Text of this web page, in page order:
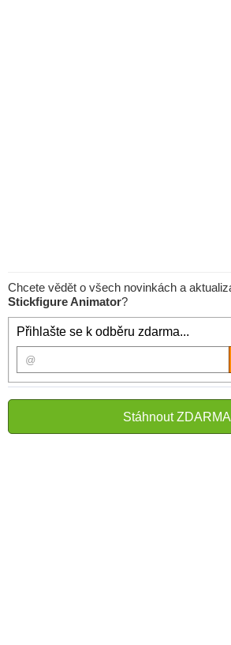
Chcete vědět o všech novinkách a
Stickfigure Animator?
Přihlašte se k odběru zdarma...
Stáhnout ZDARMA